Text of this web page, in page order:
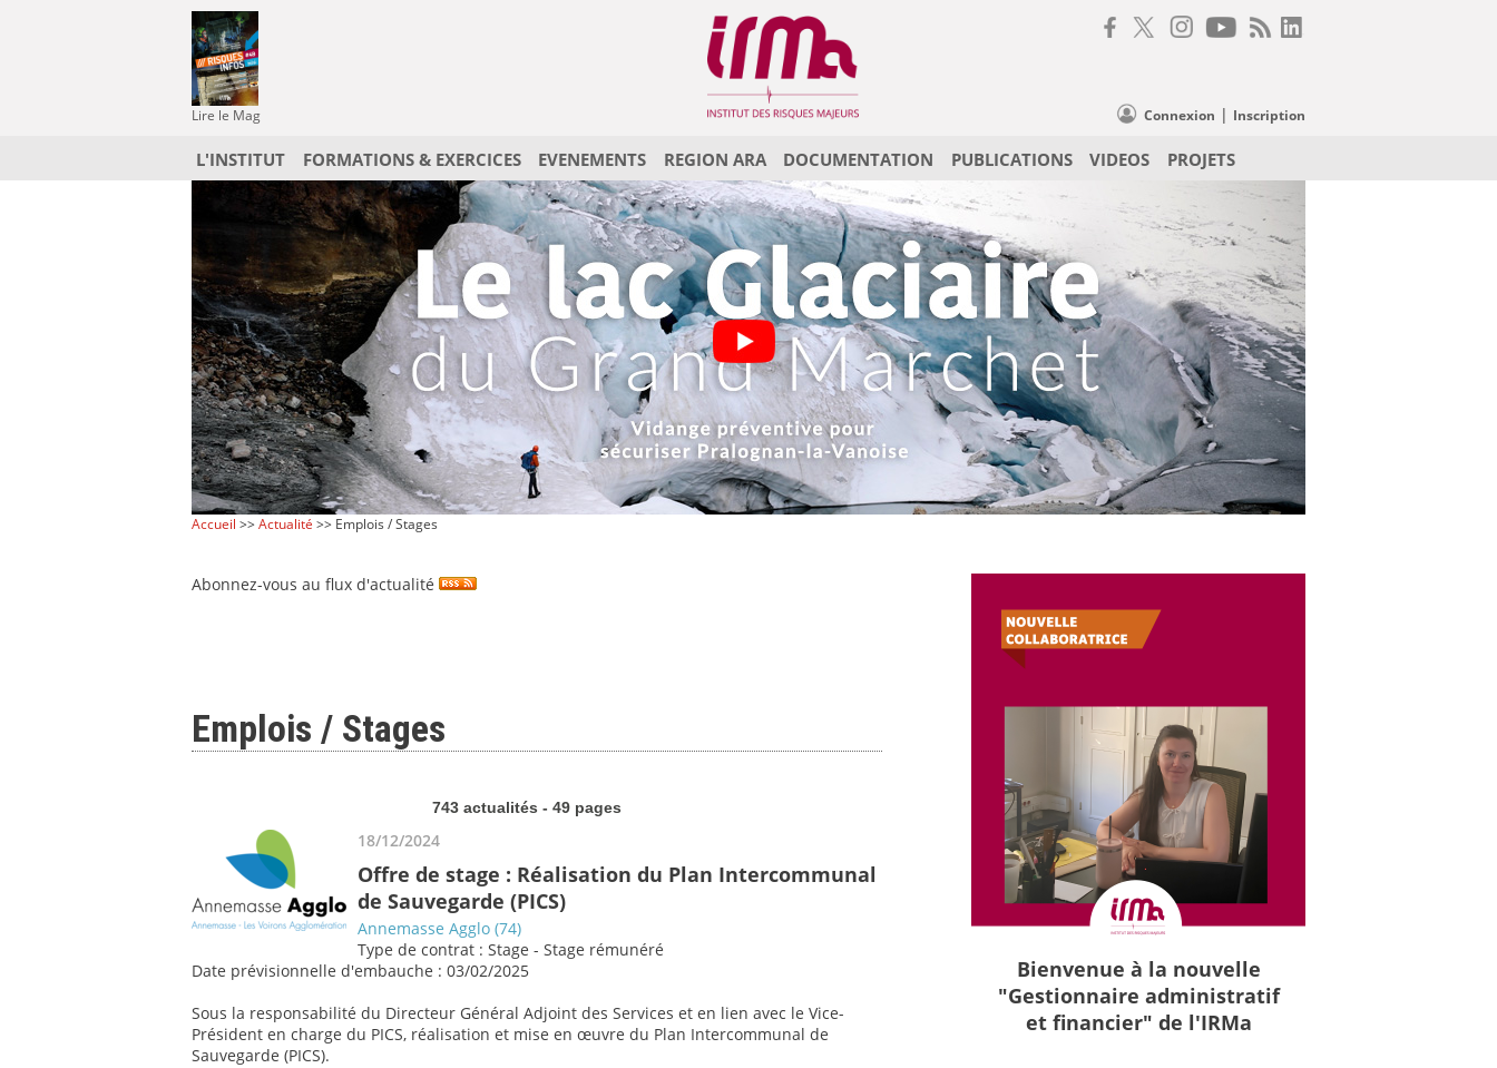
Lire le Mag Connexion | Inscription
L'INSTITUT FORMATIONS & EXERCICES EVENEMENTS REGION ARA DOCUMENTATION PUBLICATIONS VIDEOS PROJETS
Accueil >>Actualité >> Emplois / Stages
Abonnez-vous au flux d'actualité
Emplois / Stages
743 actualités - 49 pages
18/12/2024
Offre de stage : Réalisation du Plan Intercommunal
de Sauvegarde (PICS)
Annemasse Agglo (74)
Type de contrat : Stage - Stage rémunéré
Date prévisionnelle d'embauche : 03/02/2025
Sous la responsabilité du Directeur Général Adjoint des Services et en lien avec le Vice-
Président en charge du PICS, réalisation et mise en œuvre du Plan Intercommunal de
Sauvegarde (PICS).
Bienvenue à la nouvelle
"Gestionnaire administratif
et financier" de l'IRMa